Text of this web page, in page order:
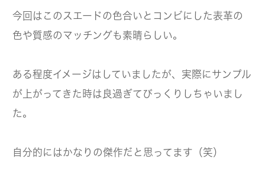
今回はこのスエードの色合いとコンビにした表革の
色や質感のマッチングも素晴らしい。
ある程度イメージはしていましたが、実際にサンプル
が上がってきた時は良過ぎてびっくりしちゃいまし
た。
自分的にはかなりの傑作だと思ってます（笑）